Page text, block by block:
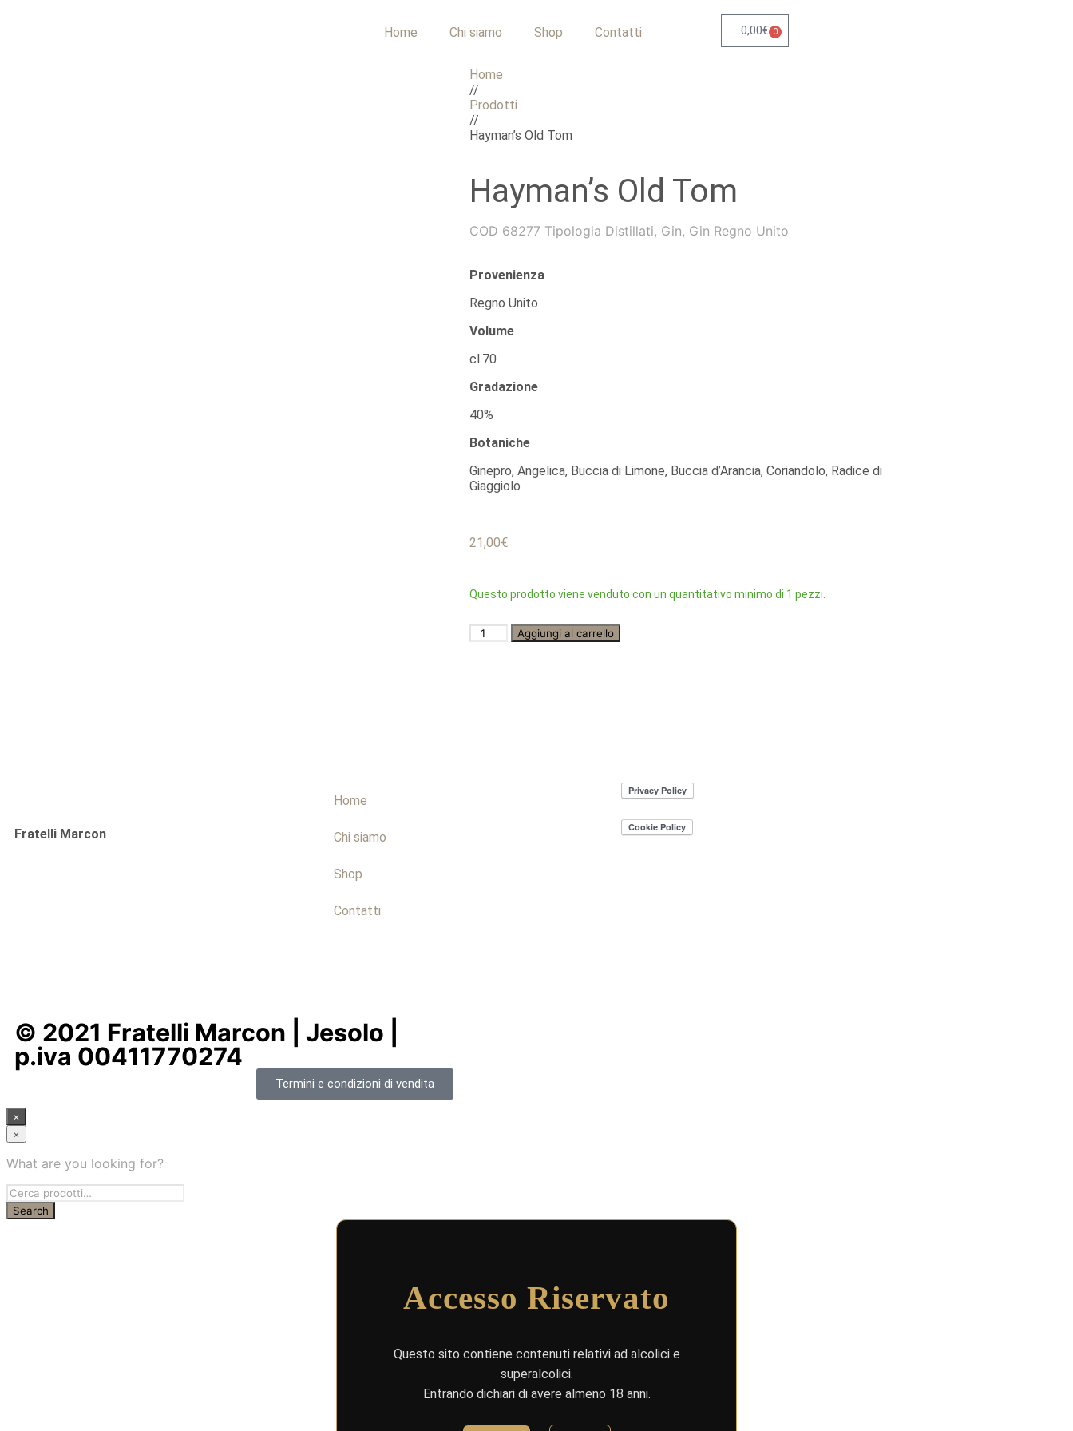
Home Chi siamo Shop Contatti 0,00€ 0
Home
//
Prodotti
//
Hayman’s Old Tom
Hayman’s Old Tom
COD 68277 Tipologia Distillati, Gin, Gin Regno Unito
Provenienza
Regno Unito
Volume
cl.70
Gradazione
40%
Botaniche
Ginepro, Angelica, Buccia di Limone, Buccia d’Arancia, Coriandolo, Radice di
Giaggiolo
21,00€
Questo prodotto viene venduto con un quantitativo minimo di 1 pezzi.
Aggiungi al carrello
Fratelli Marcon
Home
Chi siamo
Shop
Contatti
© 2021 Fratelli Marcon | Jesolo |
p.iva 00411770274
Termini e condizioni di vendita
×
×
What are you looking for?
Accesso Riservato
Questo sito contiene contenuti relativi ad alcolici e
superalcolici.
Entrando dichiari di avere almeno 18 anni.